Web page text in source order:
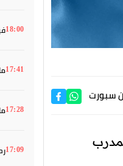
سبورت
18:00
17:41
17:28
17:09